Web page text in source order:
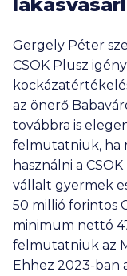
Gergely Péter
CSOK Plusz
az önerő
továbbra is
felmutatniuk, ha
használni a
vállalt gyermek
50 millió forintos
minimum nettó
felmutatniuk az
Ehhez 2023-ban